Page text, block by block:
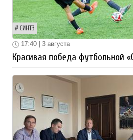
СИНТЗ
17:40 | 3 августа
Красивая победа футбольной